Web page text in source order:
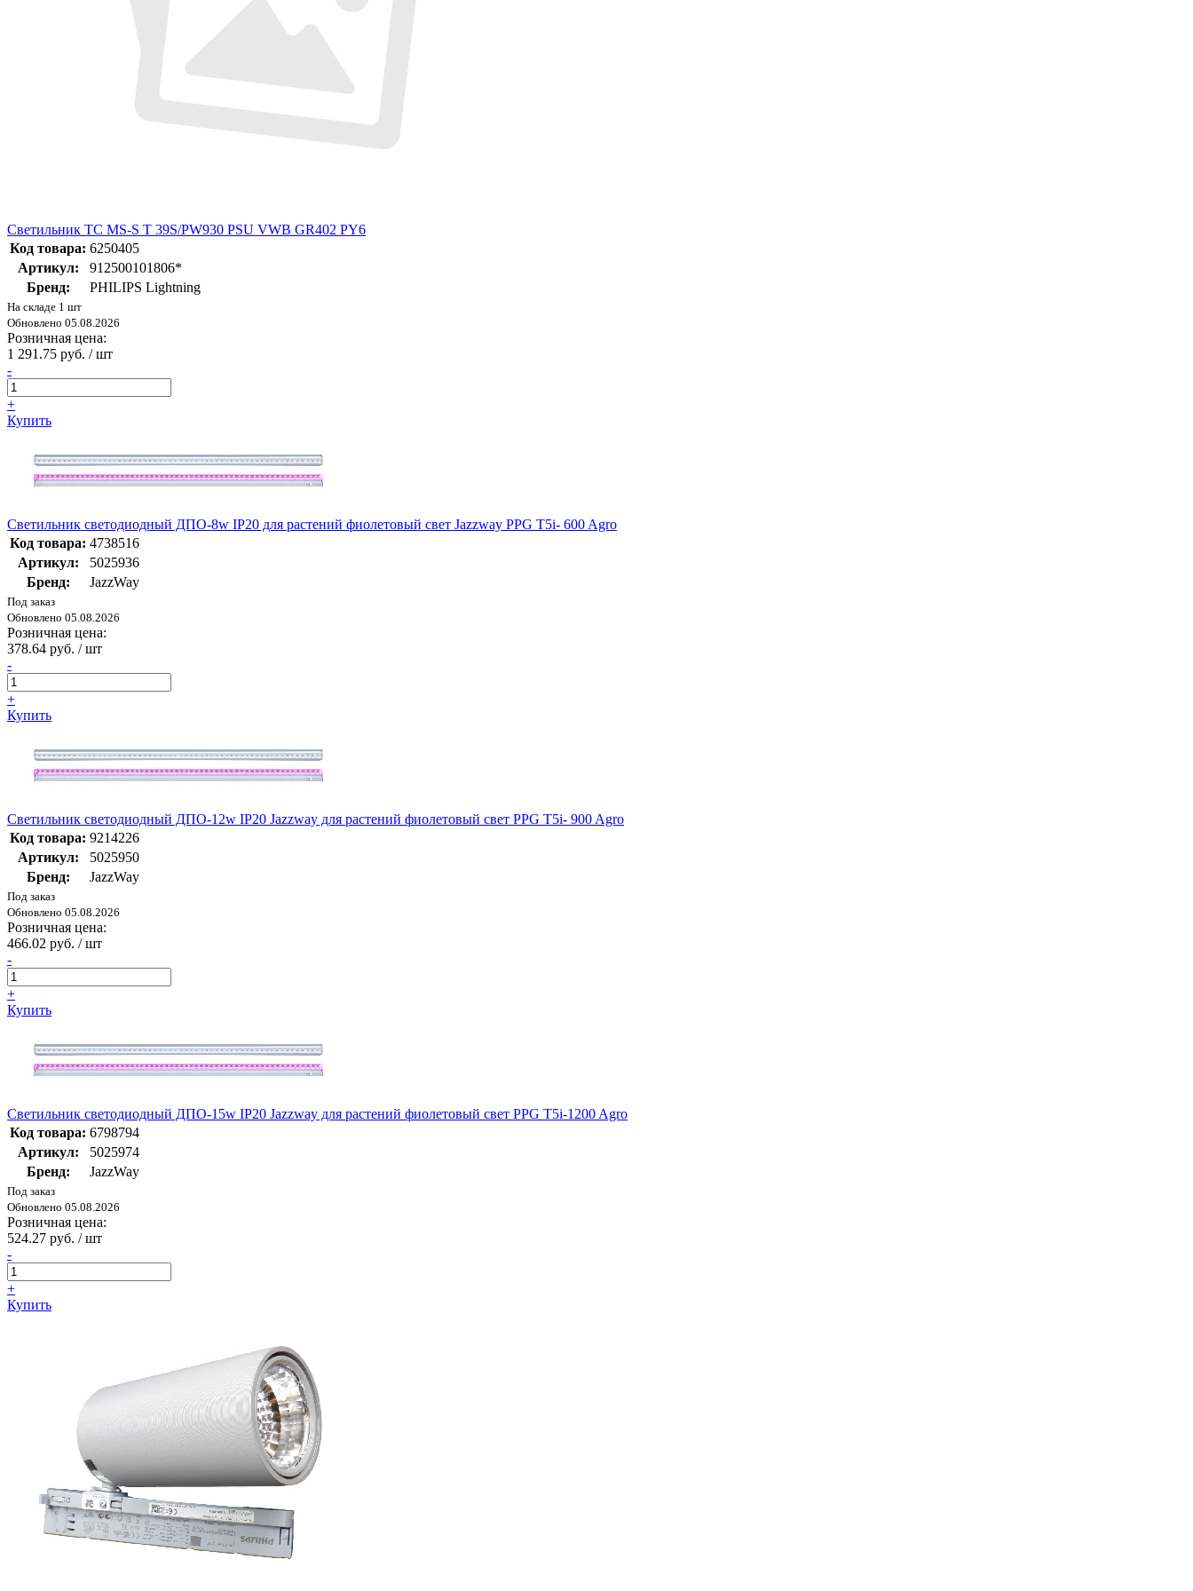
Светильник TC MS-S T 39S/PW930 PSU VWB GR402 PY6
Код товара: 6250405
Артикул:
912500101806*
Бренд:
PHILIPS Lightning
На складе 1 шт
Обновлено 05.08.2026
Розничная цена:
1 291.75 руб. / шт
-
+
Купить
Светильник светодиодный ДПО-8w IP20 для растений фиолетовый свет Jazzway PPG T5i- 600 Agro
Код товара: 4738516
Артикул:
5025936
Бренд:
JazzWay
Под заказ
Обновлено 05.08.2026
Розничная цена:
378.64 руб. / шт
-
+
Купить
Светильник светодиодный ДПО-12w IP20 Jazzway для растений фиолетовый свет PPG T5i- 900 Agro
Код товара: 9214226
Артикул:
5025950
Бренд:
JazzWay
Под заказ
Обновлено 05.08.2026
Розничная цена:
466.02 руб. / шт
-
+
Купить
Светильник светодиодный ДПО-15w IP20 Jazzway для растений фиолетовый свет PPG T5i-1200 Agro
Код товара: 6798794
Артикул:
5025974
Бренд:
JazzWay
Под заказ
Обновлено 05.08.2026
Розничная цена:
524.27 руб. / шт
-
+
Купить